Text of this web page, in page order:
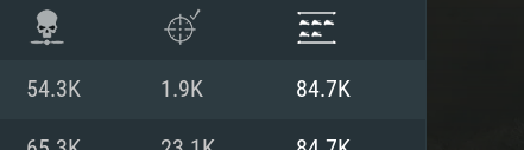
54.3K 1.9K 84.7K